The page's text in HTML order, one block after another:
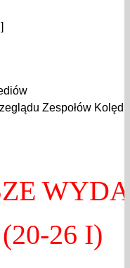
Zespołów
(20-26 I)